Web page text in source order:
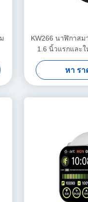
KW266 นาฬิกาสม
1.6 นิ้วแรกและ
หา ร